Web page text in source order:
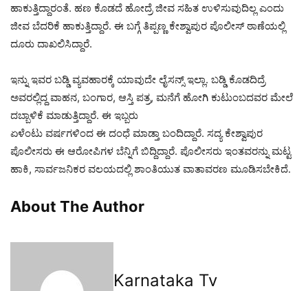
ಹಾಕುತ್ತಿದ್ದಾರಂತೆ. ಹಣ ಕೊಡದೆ ಹೋದ್ರೆ ಜೀವ ಸಹಿತ ಉಳಿಸುವುದಿಲ್ಲ ಎಂದು
ಜೀವ ಬೆದರಿಕೆ ಹಾಕುತ್ತಿದ್ದಾರೆ. ಈ ಬಗ್ಗೆ ತಿಪ್ಪಣ್ಣ ಕೇಶ್ವಾಪುರ ಪೊಲೀಸ್ ಠಾಣೆಯಲ್ಲಿ
ದೂರು ದಾಖಲಿಸಿದ್ದಾರೆ.
ಇನ್ನು ಇವರ ಬಡ್ಡಿ ವ್ಯವಹಾರಕ್ಕೆ ಯಾವುದೇ ಲೈಸನ್ಸ್ ಇಲ್ಲಾ. ಬಡ್ಡಿ ಕೊಡದಿದ್ರೆ
ಅವರಲ್ಲಿದ್ದ ವಾಹನ, ಬಂಗಾರ, ಆಸ್ತಿ ಪತ್ರ, ಮನೆಗೆ ಹೋಗಿ ಕುಟುಂಬದವರ ಮೇಲೆ
ದಬ್ಬಾಳಿಕೆ ಮಾಡುತ್ತಿದ್ದಾರೆ. ಈ ಇಬ್ಬರು
ಏಳೆಂಟು ವರ್ಷಗಳಿಂದ ಈ ದಂಧೆ ಮಾಡ್ತಾ ಬಂದಿದ್ದಾರೆ. ಸದ್ಯ ಕೇಶ್ವಾಪುರ
ಪೊಲೀಸರು ಈ ಆರೋಪಿಗಳ ಬೆನ್ನಿಗೆ ಬಿದ್ದಿದ್ದಾರೆ. ಪೊಲೀಸರು ಇಂತವರನ್ನು ಮಟ್ಟ
ಹಾಕಿ, ಸಾರ್ವಜನಿಕರ ವಲಯದಲ್ಲಿ ಶಾಂತಿಯುತ ವಾತಾವರಣ ಮೂಡಿಸಬೇಕಿದೆ.
About The Author
Karnataka Tv